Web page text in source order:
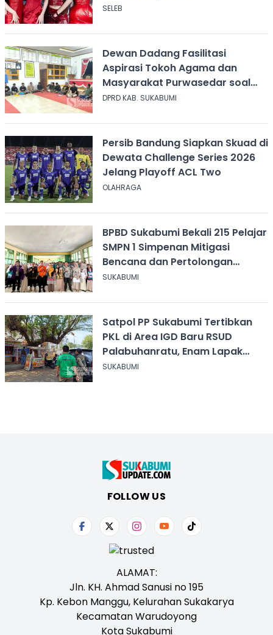
SELEB
Dewan Dadang Fasilitasi
Aspirasi Tokoh Agama dan
Masyarakat Purwasedar soal
Penolakan Konser Reggae
DPRD KAB. SUKABUMI
Persib Bandung Siapkan Skuad di
Dewata Challenge Series 2026
Jelang Playoff ACL Two
OLAHRAGA
BPBD Sukabumi Bekali 215 Pelajar
SMPN 1 Simpenan Mitigasi
Bencana dan Pertolongan
Psikologis
SUKABUMI
Satpol PP Sukabumi Tertibkan
PKL di Area IGD Baru RSUD
Palabuhanratu, Enam Lapak
Dibongkar Mandiri
SUKABUMI
FOLLOW US
ALAMAT:
Jln. KH. Ahmad Sanusi no 195
Kp. Kebon Manggu, Kelurahan Sukakarya
Kecamatan Warudoyong
Kota Sukabumi